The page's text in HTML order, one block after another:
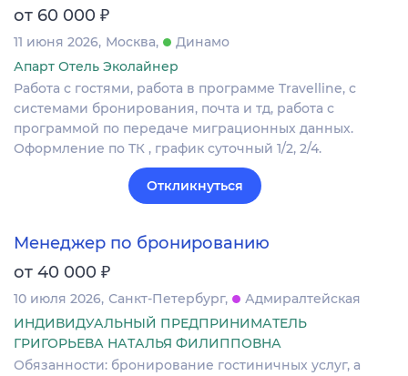
от 60 000 ₽
11 июня 2026 Москва
Динамо
Апарт Отель Эколайнер
Работа с гостями, работа в программе Travelline, с
системами бронирования, почта и тд, работа с
программой по передаче миграционных данных.
Оформление по ТК , график суточный 1/2, 2/4.
Откликнуться
Менеджер по бронированию
от 40 000 ₽
10 июля 2026 Санкт-Петербург
Адмиралтейская
ИНДИВИДУАЛЬНЫЙ ПРЕДПРИНИМАТЕЛЬ
ГРИГОРЬЕВА НАТАЛЬЯ ФИЛИППОВНА
Обязанности: бронирование гостиничных услуг, а